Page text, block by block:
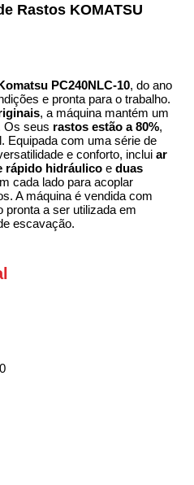
Rastos KOMATSU
PC240NLC-10, do ano
e pronta para o trabalho.
, a máquina mantém um
Os seus rastos estão a 80%,
Equipada com uma série de
e conforto, inclui ar
rápido hidráulico e duas
cada lado para acoplar
A máquina é vendida com
pronta a ser utilizada em
escavação.